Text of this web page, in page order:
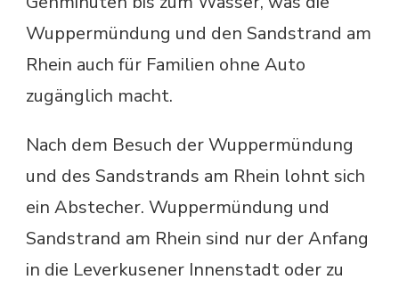
Wuppermündung und den Sandstrand am
Rhein auch für Familien ohne Auto
zugänglich macht.
Nach dem Besuch der Wuppermündung
und des Sandstrands am Rhein lohnt sich
ein Abstecher. Wuppermündung und
Sandstrand am Rhein sind nur der Anfang
in die Leverkusener Innenstadt oder zu